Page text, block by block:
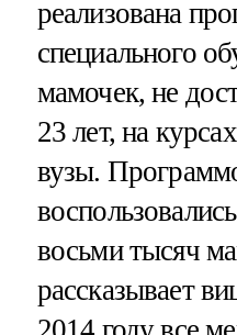
реализована
специального
мамочек, не
23 лет, на
вузы.
восьми тысяч
рассказывает